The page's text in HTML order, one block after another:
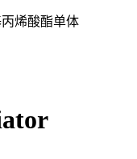
烯酸酯单体